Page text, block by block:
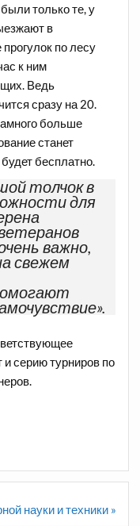
только те, у
в
по лесу
к ним
Ведь
сразу на 20.
больше
станет
бесплатно.
толчок в
для
важно,
свежем
и серию турниров по
науки и техники »